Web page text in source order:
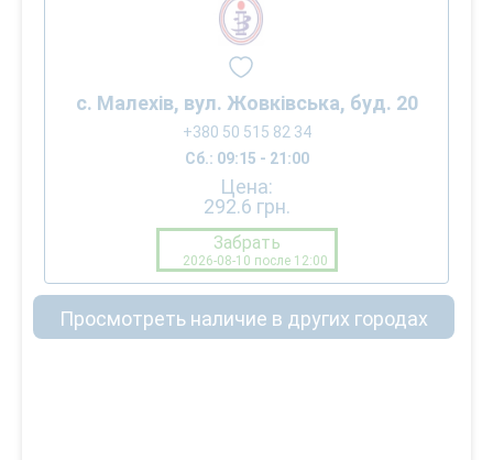
с. Малехів, вул. Жовківська, буд. 20
+380 50 515 82 34
Сб.: 09:15 - 21:00
Цена:
292.6 грн.
Забрать
2026-08-10 после 12:00
Просмотреть наличие в других городах